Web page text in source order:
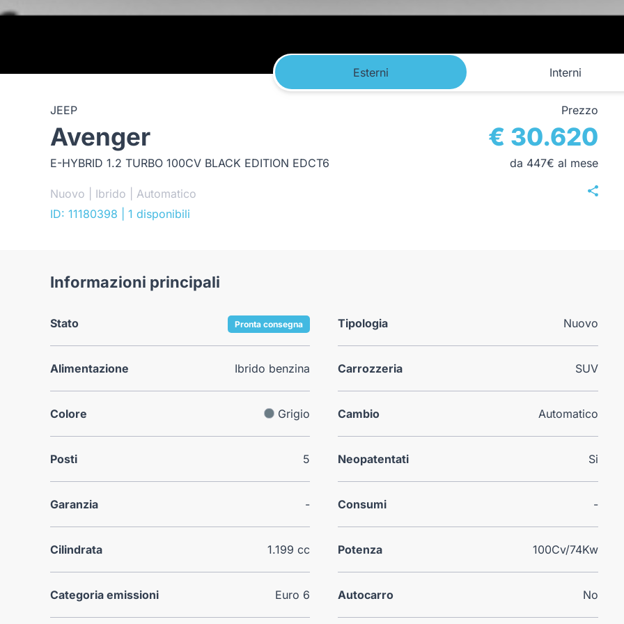
Esterni Interni
JEEP
Avenger
E-HYBRID 1.2 TURBO 100CV BLACK EDITION EDCT6
Nuovo | Ibrido | Automatico
ID: 11180398
| 1 disponibili
Prezzo
€ 30.620
da 447€ al mese
Informazioni principali
Stato Pronta consegna Tipologia Nuovo
Alimentazione Ibrido benzina Carrozzeria SUV
Colore Grigio Cambio Automatico
Posti 5 Neopatentati Si
Garanzia - Consumi -
Cilindrata 1.199 cc Potenza 100Cv/74Kw
Categoria emissioni Euro 6 Autocarro No